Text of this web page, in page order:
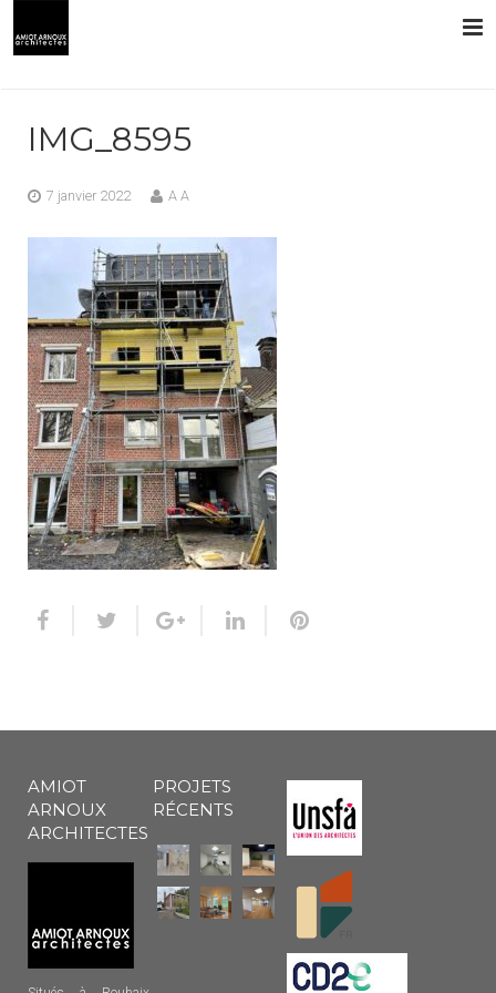
CONTACT
IMG_8595
7 janvier 2022 A A
AMIOT
ARNOUX
ARCHITECTES
PROJETS
RÉCENTS